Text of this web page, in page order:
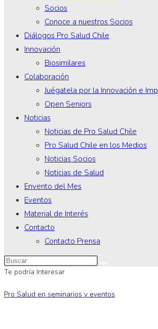
Socios
Conoce a nuestros Socios
Diálogos Pro Salud Chile
Innovación
Biosimilares
Colaboración
Juégatela por la Innovación e
Open Seniors
Noticias
Noticias de Pro Salud Chile
Pro Salud Chile en los Medios
Noticias Socios
Noticias de Salud
Envento del Mes
Eventos
Material de Interés
Contacto
Contacto Prensa
Te podría Interesar
Pro Salud en seminarios y eventos